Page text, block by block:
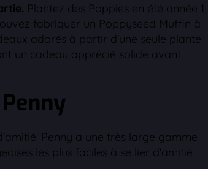
Plantez des Poppies en été année 1,
fabriquer un Poppyseed Muffin à
adorés à partir d'une seule plante.
un cadeau apprécié solide avant
Penny a une très large gamme
les plus faciles à se lier d'amitié